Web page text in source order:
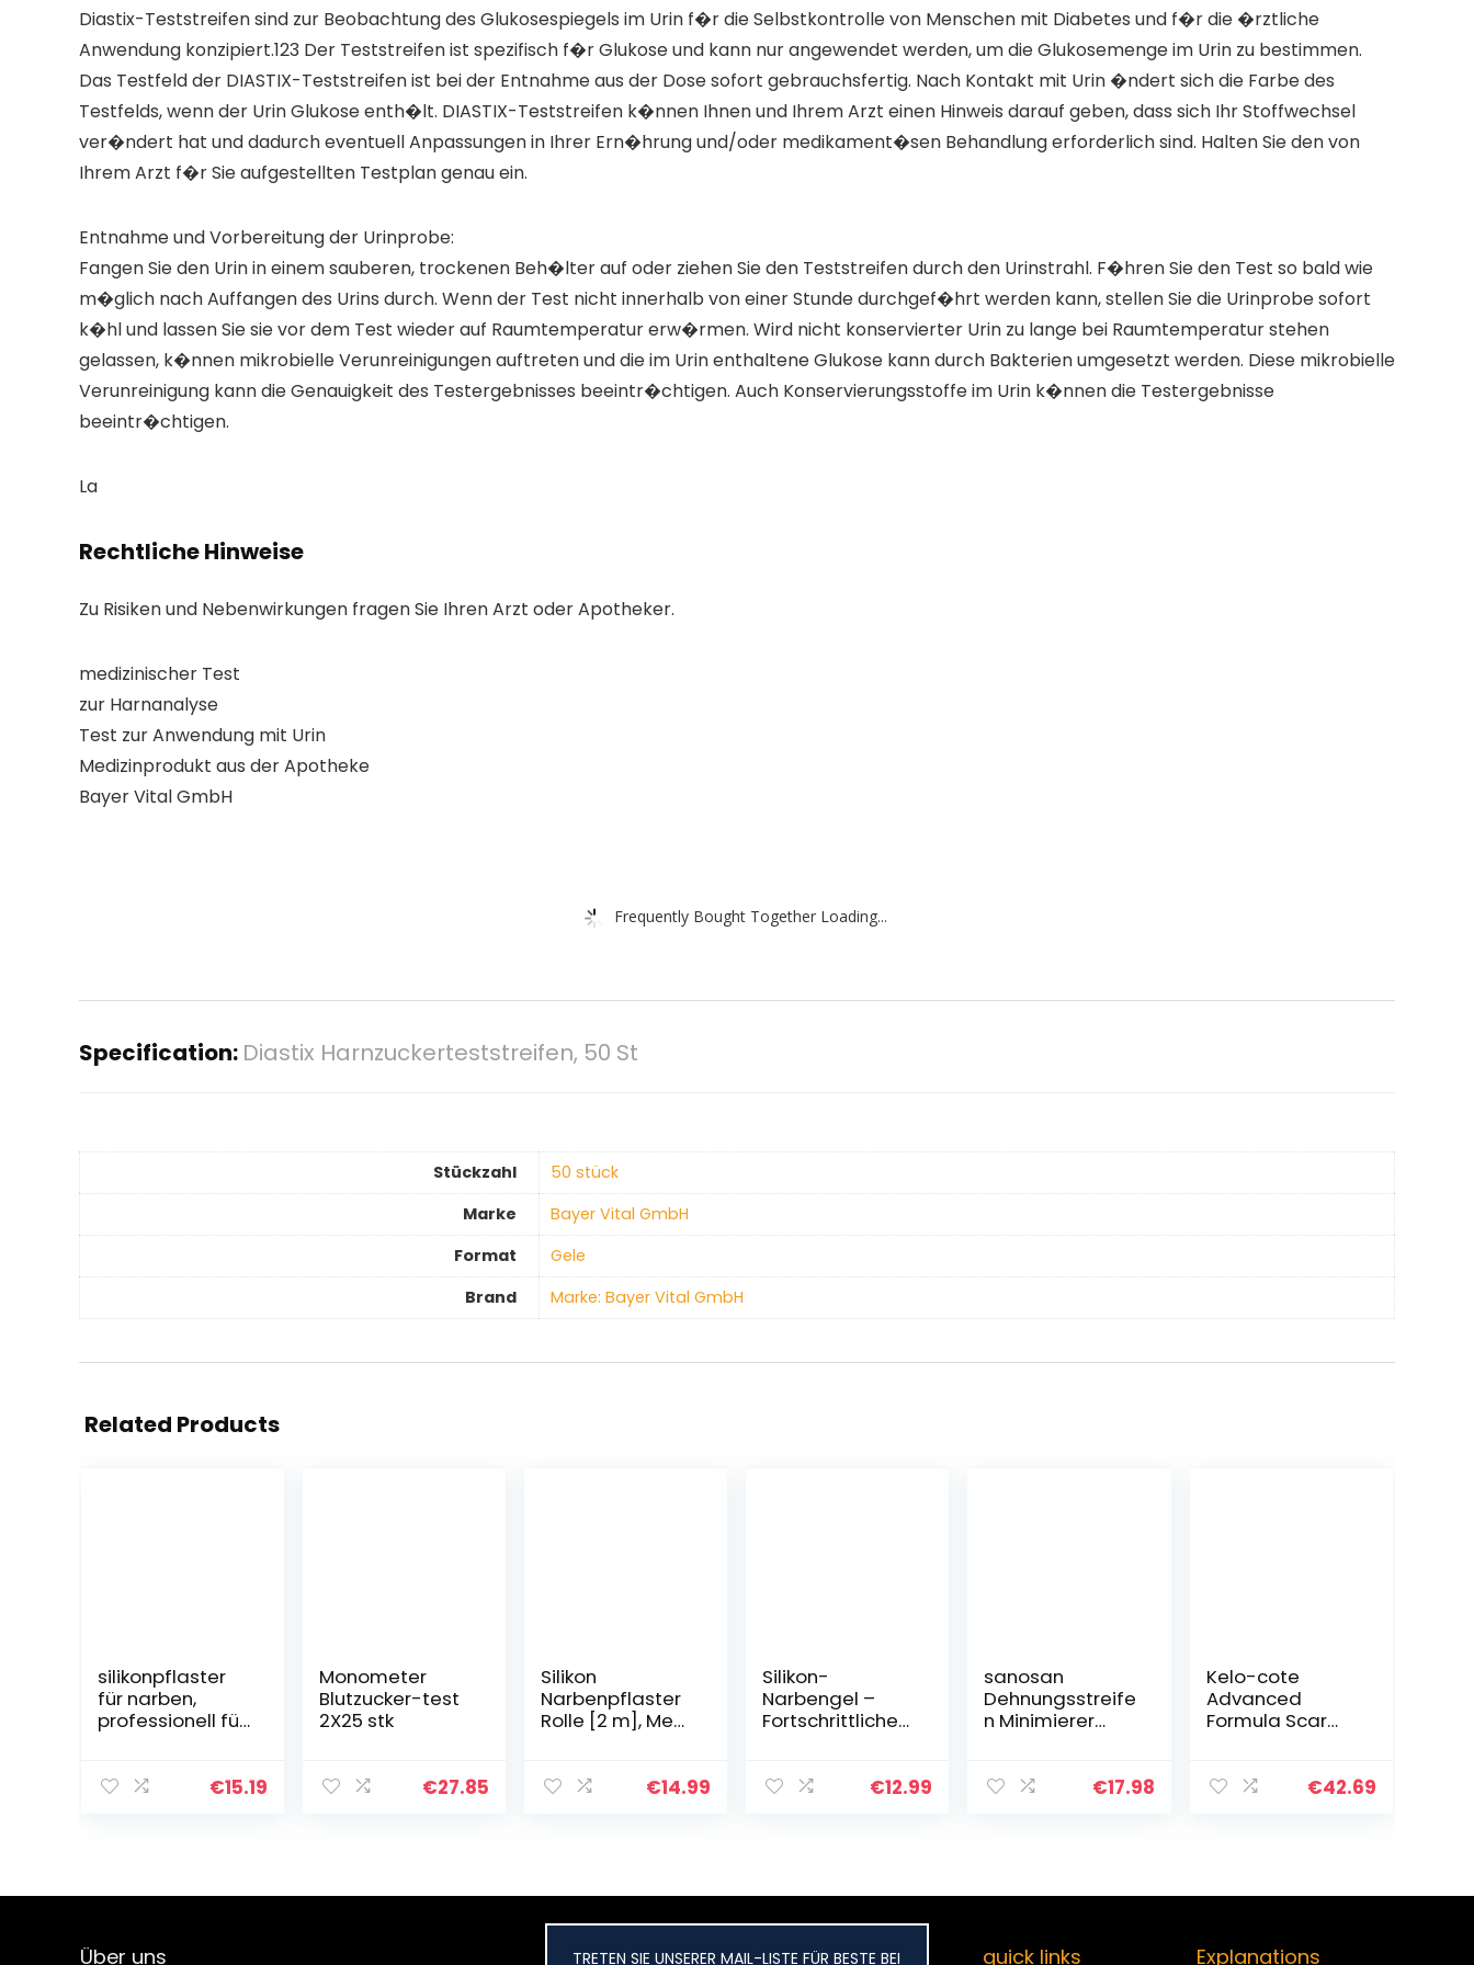
Diastix-Teststreifen sind zur Beobachtung des Glukosespiegels im Urin f�r die Selbstkontrolle von Menschen mit Diabetes und f�r die �rztliche
Anwendung konzipiert.123 Der Teststreifen ist spezifisch f�r Glukose und kann nur angewendet werden, um die Glukosemenge im Urin zu bestimmen.
Das Testfeld der DIASTIX-Teststreifen ist bei der Entnahme aus der Dose sofort gebrauchsfertig. Nach Kontakt mit Urin �ndert sich die Farbe des
Testfelds, wenn der Urin Glukose enth�lt. DIASTIX-Teststreifen k�nnen Ihnen und Ihrem Arzt einen Hinweis darauf geben, dass sich Ihr Stoffwechsel
ver�ndert hat und dadurch eventuell Anpassungen in Ihrer Ern�hrung und/oder medikament�sen Behandlung erforderlich sind. Halten Sie den von
Ihrem Arzt f�r Sie aufgestellten Testplan genau ein.
Entnahme und Vorbereitung der Urinprobe:
Fangen Sie den Urin in einem sauberen, trockenen Beh�lter auf oder ziehen Sie den Teststreifen durch den Urinstrahl. F�hren Sie den Test so bald wie
m�glich nach Auffangen des Urins durch. Wenn der Test nicht innerhalb von einer Stunde durchgef�hrt werden kann, stellen Sie die Urinprobe sofort
k�hl und lassen Sie sie vor dem Test wieder auf Raumtemperatur erw�rmen. Wird nicht konservierter Urin zu lange bei Raumtemperatur stehen
gelassen, k�nnen mikrobielle Verunreinigungen auftreten und die im Urin enthaltene Glukose kann durch Bakterien umgesetzt werden. Diese mikrobielle
Verunreinigung kann die Genauigkeit des Testergebnisses beeintr�chtigen. Auch Konservierungsstoffe im Urin k�nnen die Testergebnisse
beeintr�chtigen.
La
Rechtliche Hinweise
Zu Risiken und Nebenwirkungen fragen Sie Ihren Arzt oder Apotheker.
medizinischer Test
zur Harnanalyse
Test zur Anwendung mit Urin
Medizinprodukt aus der Apotheke
Bayer Vital GmbH
Frequently Bought Together Loading...
Specification: Diastix Harnzuckerteststreifen, 50 St
Stückzahl
‎50 stück
Marke
‎Bayer Vital GmbH
Format
‎Gele
Brand
Marke: Bayer Vital GmbH
Related Products
silikonpflaster
für narben,
professionell für
Operationen,€15.19
Monometer
Blutzucker-test
2X25 stk
€27.85
Silikon
Narbenpflaster
Rolle [2 m], Medi
für Narben
€14.99
Silikon-
Narbengel –
Fortschrittliche
glättet alte und
€12.99
sanosan
Dehnungsstreife
n Minimierer
Dehnungstreifen
€17.98
Kelo-cote
Advanced
Formula Scar
€42.69
Über uns TRETEN SIE UNSERER MAIL-LISTE FÜR BESTE BEI quick links Explanations